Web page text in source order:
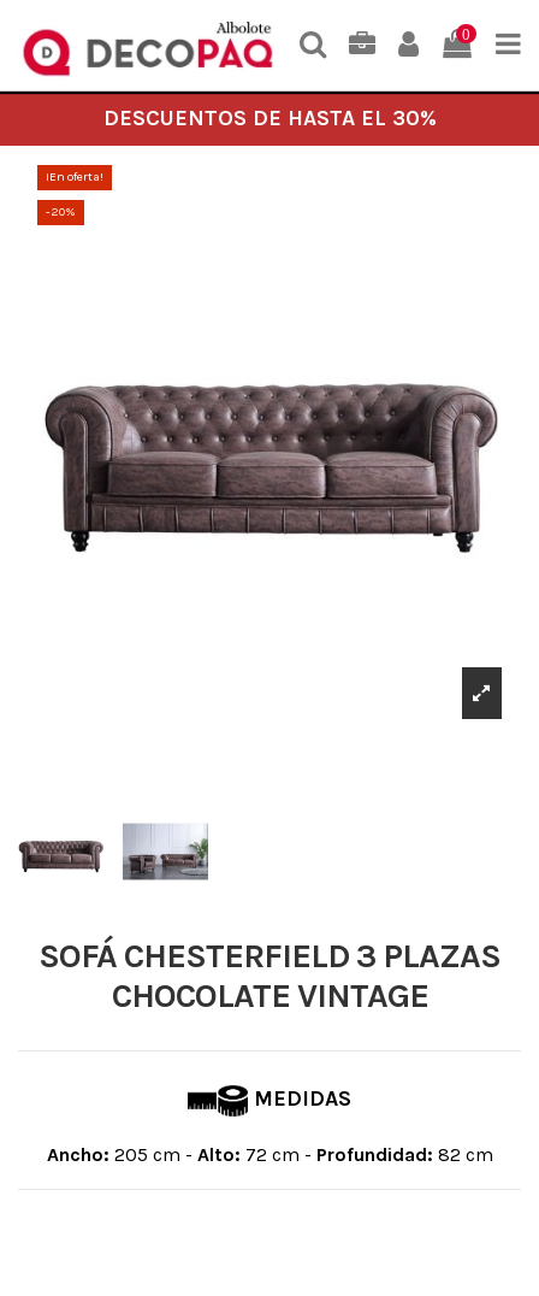
0
DESCUENTOS DE HASTA EL 30%
¡En oferta!
-20%
SOFÁ CHESTERFIELD 3 PLAZAS
CHOCOLATE VINTAGE
MEDIDAS
Ancho: 205 cm - Alto: 72 cm - Profundidad: 82 cm